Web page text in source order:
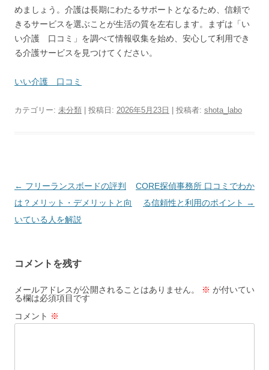
めましょう。介護は長期にわたるサポートとなるため、信頼で
きるサービスを選ぶことが生活の質を左右します。まずは「い
い介護 口コミ」を調べて情報収集を始め、安心して利用でき
る介護サービスを見つけてください。
いい介護 口コミ
カテゴリー: 未分類 | 投稿日: 2026年5月23日 投稿者: shota_labo
投
稿
ナ
ー
シ
ョ
ン
← フリーランスボードの評判
は？メリット・デメリットと向
いている人を解説
CORE探偵事務所 口コミでわか
る信頼性と利用のポイント →
コメントを残す
メールアドレスが公開されることはありません。 ※ が付いてい
る欄は必須項目です
コメント ※